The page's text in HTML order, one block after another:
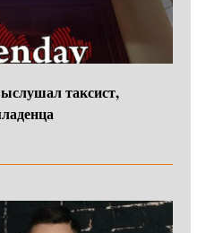
таксист,